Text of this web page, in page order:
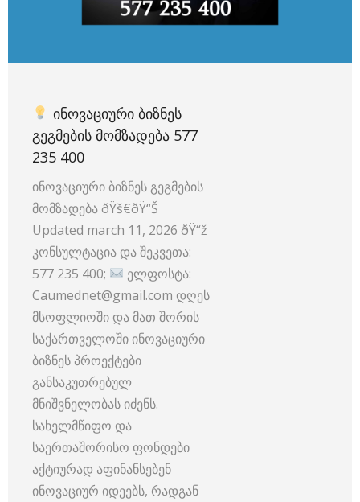
ᲘᲜᲝᲕᲐᲪᲘᲣᲠᲘ ᲑᲘᲖᲜᲔᲡ
ᲒᲔᲒᲛᲔᲑᲘᲡ ᲛᲝᲛᲖᲐᲓᲔᲑᲐ 577
235 400
ინოვაციური ბიზნეს გეგმების
მომზადება ðŸš€ðŸ“Š
Updated march 11, 2026 ðŸ“ž
კონსულტაცია და შეკვეთა:
577 235 400;
ელფოსტა:
Caumednet@gmail.com დღეს
მსოფლიოში და მათ შორის
საქართველოში ინოვაციური
ბიზნეს პროექტები
განსაკუთრებულ
მნიშვნელობას იძენს.
სახელმწიფო და
საერთაშორისო ფონდები
აქტიურად აფინანსებენ
ინოვაციურ იდეებს, რადგან